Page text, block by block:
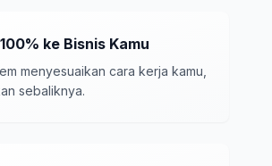
ke Bisnis Kamu
menyesuaikan cara kerja kamu,
sebaliknya.